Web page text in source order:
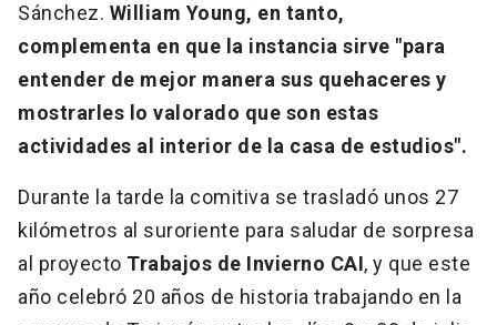
Sánchez. William Young, en tanto,
complementa en que la instancia sirve "para
entender de mejor manera sus quehaceres y
mostrarles lo valorado que son estas
actividades al interior de la casa de estudios".
Durante la tarde la comitiva se trasladó unos 27
kilómetros al suroriente para saludar de sorpresa
al proyecto Trabajos de Invierno CAI, y que este
año celebró 20 años de historia trabajando en la